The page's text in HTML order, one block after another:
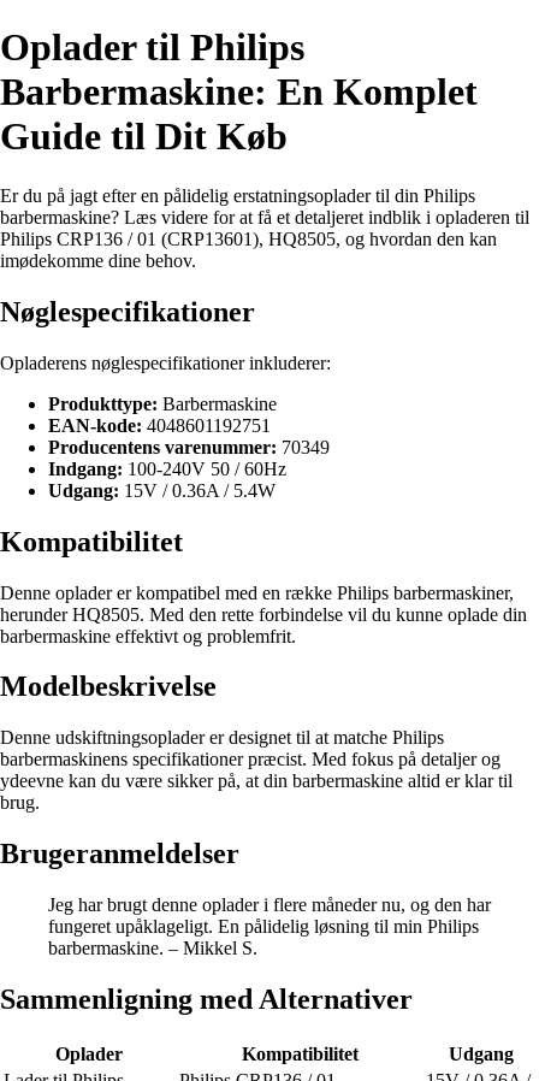
Oplader til Philips
Barbermaskine: En Komplet
Guide til Dit Køb
Er du på jagt efter en pålidelig erstatningsoplader til din Philips
barbermaskine? Læs videre for at få et detaljeret indblik i opladeren til
Philips CRP136 / 01 (CRP13601), HQ8505, og hvordan den kan
imødekomme dine behov.
Nøglespecifikationer
Opladerens nøglespecifikationer inkluderer:
Produkttype: Barbermaskine
EAN-kode: 4048601192751
Producentens varenummer: 70349
Indgang: 100-240V 50 / 60Hz
Udgang: 15V / 0.36A / 5.4W
Kompatibilitet
Denne oplader er kompatibel med en række Philips barbermaskiner,
herunder HQ8505. Med den rette forbindelse vil du kunne oplade din
barbermaskine effektivt og problemfrit.
Modelbeskrivelse
Denne udskiftningsoplader er designet til at matche Philips
barbermaskinens specifikationer præcist. Med fokus på detaljer og
ydeevne kan du være sikker på, at din barbermaskine altid er klar til
brug.
Brugeranmeldelser
Jeg har brugt denne oplader i flere måneder nu, og den har
fungeret upåklageligt. En pålidelig løsning til min Philips
barbermaskine. – Mikkel S.
Sammenligning med Alternativer
Oplader Kompatibilitet
Udgang